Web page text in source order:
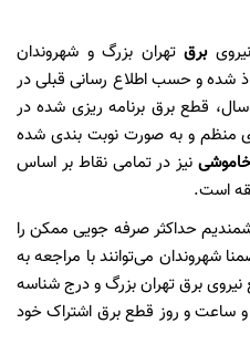
برقتهران بزرگ و شهروندان
شده و حسب اطلاع رسانی قبلی در
قطع برق برنامه ریزی شده در
منظم و به صورت نوبت بندی شده
نیز در تمامی نقاط بر اساس
حداکثر صرفه جویی ممکن را
شهروندان می‌توانند با مراجعه به
برق تهران بزرگ و درج شناسه
و ساعت و روز قطع برق اشتراک خود